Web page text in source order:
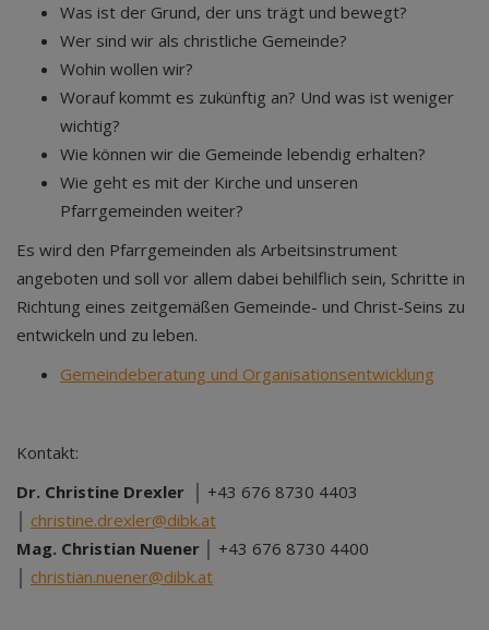
Was ist der Grund, der uns trägt und bewegt?
Wer sind wir als christliche Gemeinde?
Wohin wollen wir?
Worauf kommt es zukünftig an? Und was ist weniger
wichtig?
Wie können wir die Gemeinde lebendig erhalten?
Wie geht es mit der Kirche und unseren
Pfarrgemeinden weiter?
Es wird den Pfarrgemeinden als Arbeitsinstrument
angeboten und soll vor allem dabei behilflich sein, Schritte in
Richtung eines zeitgemäßen Gemeinde- und Christ-Seins zu
entwickeln und zu leben.
Gemeindeberatung und Organisationsentwicklung
Kontakt:
Dr. Christine Drexler
│ +43 676 8730 4403
christine.drexler@dibk.at
Mag. Christian Nuener
│ +43 676 8730 4400
christian.nuener@dibk.at